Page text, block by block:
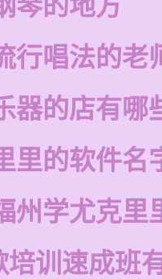
琴的地方
行唱法的老
器的店有哪
里的软件名
州学尤克里
培训速成班